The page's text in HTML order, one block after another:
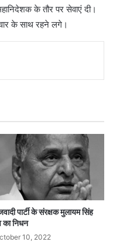
के तौर पर सेवाएं दी।
के साथ रहने लगे।
पार्टी के संरक्षक मुलायम सिंह
का निधन
10, 2022